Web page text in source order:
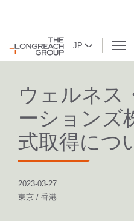
JP
BACK TO LIST
ウェルネス
ーションズ
式取得につ
2023-03-27
東京 / 香港